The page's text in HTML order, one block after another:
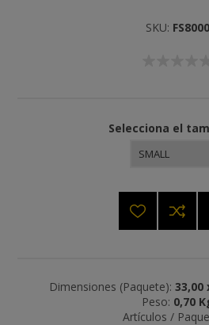
SKU: FS8000
Selecciona el
Dimensiones (Paquete): 33,00
Peso: 0,70
Artículos /